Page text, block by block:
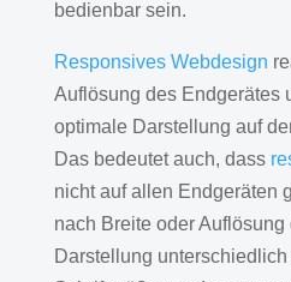
bedienbar sein.
Responsives Webdesign
Auflösung des Endgerätes
optimale Darstellung auf
Das bedeutet auch, dass
nicht auf allen Endgeräten
nach Breite oder
Darstellung